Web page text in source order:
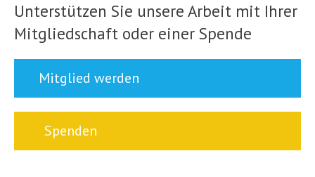
Unterstützen Sie unsere Arbeit mit Ihrer
Mitgliedschaft oder einer Spende
Mitglied werden
Spenden